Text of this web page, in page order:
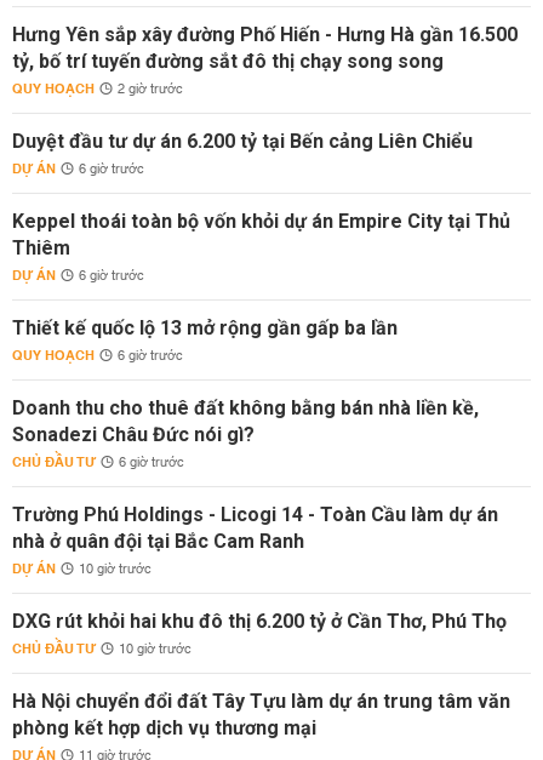
Hưng Yên sắp xây đường Phố Hiến - Hưng Hà gần 16.500
tỷ, bố trí tuyến đường sắt đô thị chạy song song
QUY HOẠCH 2 giờ trước
Duyệt đầu tư dự án 6.200 tỷ tại Bến cảng Liên Chiểu
DỰ ÁN 6 giờ trước
Keppel thoái toàn bộ vốn khỏi dự án Empire City tại Thủ
Thiêm
DỰ ÁN 6 giờ trước
Thiết kế quốc lộ 13 mở rộng gần gấp ba lần
QUY HOẠCH 6 giờ trước
Doanh thu cho thuê đất không bằng bán nhà liền kề,
Sonadezi Châu Đức nói gì?
CHỦ ĐẦU TƯ 6 giờ trước
Trường Phú Holdings - Licogi 14 - Toàn Cầu làm dự án
nhà ở quân đội tại Bắc Cam Ranh
DỰ ÁN 10 giờ trước
DXG rút khỏi hai khu đô thị 6.200 tỷ ở Cần Thơ, Phú Thọ
CHỦ ĐẦU TƯ 10 giờ trước
Hà Nội chuyển đổi đất Tây Tựu làm dự án trung tâm văn
phòng kết hợp dịch vụ thương mại